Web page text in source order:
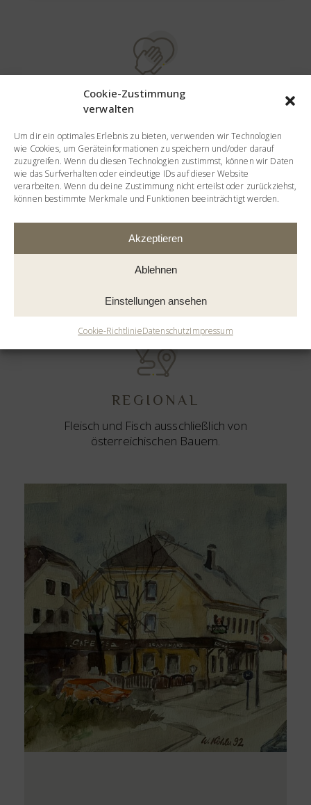
Cookie-Zustimmung
verwalten
Um dir ein optimales Erlebnis zu bieten, verwenden wir Technologien
wie Cookies, um Geräteinformationen zu speichern und/oder darauf
zuzugreifen. Wenn du diesen Technologien zustimmst, können wir Daten
wie das Surfverhalten oder eindeutige IDs auf dieser Website
verarbeiten. Wenn du deine Zustimmung nicht erteilst oder zurückziehst,
können bestimmte Merkmale und Funktionen beeinträchtigt werden.
Akzeptieren
Ablehnen
Einstellungen ansehen
Cookie-RichtlinieDatenschutzImpressum
EHRLICH
selbst gekocht.
TRADITIONELL
Ein Wiener Schnitzel oder ein
REGIONAL
Fleisch und Fisch ausschließlich von
österreichischen Bauern.